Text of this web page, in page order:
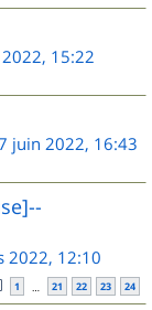
15:22
juin 2022, 16:43
2022, 12:10
1 … 21 22 23 24